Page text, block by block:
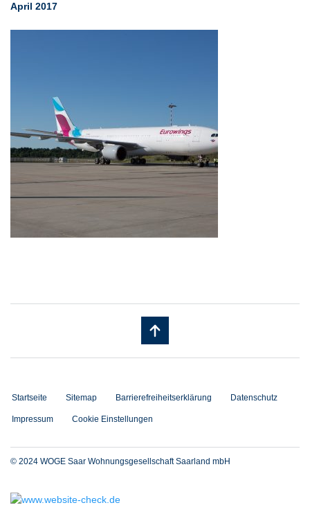
April 2017
Startseite Sitemap Barrierefreiheitserklärung Datenschutz
Impressum Cookie Einstellungen
© 2024 WOGE Saar Wohnungsgesellschaft Saarland mbH